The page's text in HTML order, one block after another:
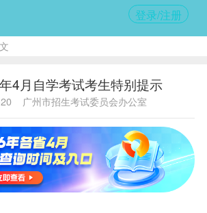
登录/注册
4月自学考试考生特别提示
广州市招生考试委员会办公室